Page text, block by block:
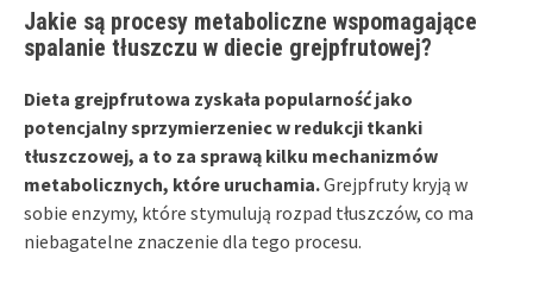
Jakie są procesy metaboliczne wspomagające
spalanie tłuszczu w diecie grejpfrutowej?
Dieta grejpfrutowa zyskała popularność jako
potencjalny sprzymierzeniec w redukcji tkanki
tłuszczowej, a to za sprawą kilku mechanizmów
metabolicznych, które uruchamia.Grejpfruty kryją w
sobie enzymy, które stymulują rozpad tłuszczów, co ma
niebagatelne znaczenie dla tego procesu.